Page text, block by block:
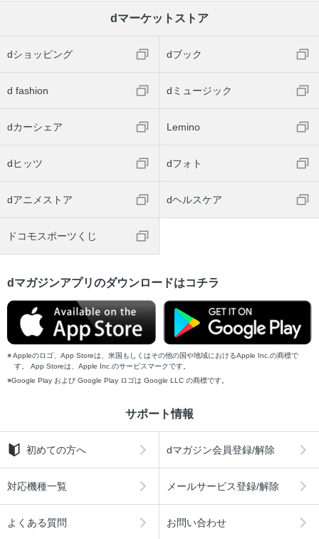
dマーケットストア
dショッピング dブック
d fashion dミュージック
dカーシェア Lemino
dヒッツ dフォト
dアニメストア dヘルスケア
ドコモスポーツくじ
dマガジンアプリのダウンロードはコチラ
Appleのロゴ、App Storeは、米国もしくはその他の国や地域におけるApple Inc.の商標で
す。 App Storeは、Apple Inc.のサービスマークです。
Google Play および Google Play ロゴは Google LLC の商標です。
サポート情報
初めての方へ dマガジン会員登録/解除
対応機種一覧 メールサービス登録/解除
よくある質問 お問い合わせ